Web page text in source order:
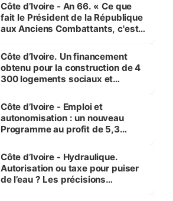
Côte d’Ivoire - An 66. « Ce que
fait le Président de la République
aux Anciens Combattants, c'est
Côte d’Ivoire. Un financement
obtenu pour la construction de 4
300 logements sociaux et
et Yamoussoukro
Côte d’Ivoire - Emploi et
autonomisation : un nouveau
Programme au profit de 5,3
Côte d’Ivoire - Hydraulique.
Autorisation ou taxe pour puiser
de l’eau ? Les précisions